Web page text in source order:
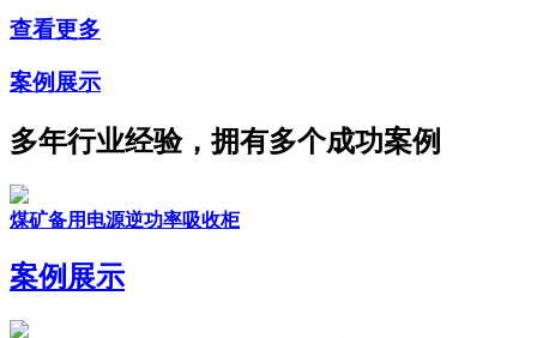
查看更多
案例展示
多年行业经验，拥有多个成功案例
煤矿备用电源逆功率吸收柜
案例展示